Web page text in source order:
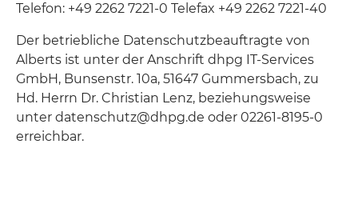
Telefon: +49 2262 7221-0 Telefax +49 2262 7221-40
Der betriebliche Datenschutzbeauftragte von
Alberts ist unter der Anschrift dhpg IT-Services
GmbH, Bunsenstr. 10a, 51647 Gummersbach, zu
Hd. Herrn Dr. Christian Lenz, beziehungsweise
unter datenschutz@dhpg.de oder 02261-8195-0
erreichbar.